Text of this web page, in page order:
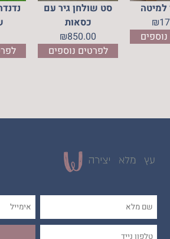
סט שולחן גיר עם
כסאות
850.00
לפרטים נוספים
צד למיטה
170.00
נוספים